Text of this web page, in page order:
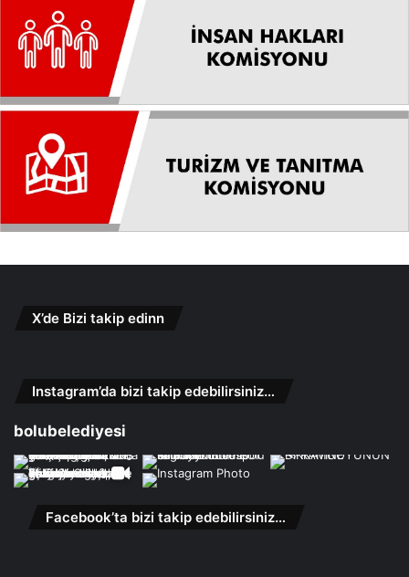
X’de Bizi takip edinn
Instagram’da bizi takip edebilirsiniz…
bolubelediyesi
Facebook’ta bizi takip edebilirsiniz…